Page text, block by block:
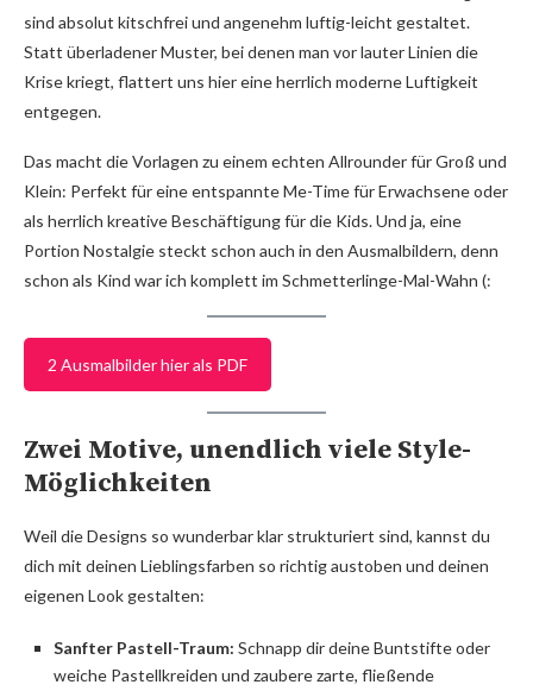
sind absolut kitschfrei und angenehm luftig-leicht gestaltet.
Statt überladener Muster, bei denen man vor lauter Linien die
Krise kriegt, flattert uns hier eine herrlich moderne Luftigkeit
entgegen.
Das macht die Vorlagen zu einem echten Allrounder für Groß und
Klein: Perfekt für eine entspannte Me-Time für Erwachsene oder
als herrlich kreative Beschäftigung für die Kids. Und ja, eine
Portion Nostalgie steckt schon auch in den Ausmalbildern, denn
schon als Kind war ich komplett im Schmetterlinge-Mal-Wahn (:
2 Ausmalbilder hier als PDF
Zwei Motive, unendlich viele Style-
Möglichkeiten
Weil die Designs so wunderbar klar strukturiert sind, kannst du
dich mit deinen Lieblingsfarben so richtig austoben und deinen
eigenen Look gestalten:
Sanfter Pastell-Traum: Schnapp dir deine Buntstifte oder
weiche Pastellkreiden und zaubere zarte, fließende